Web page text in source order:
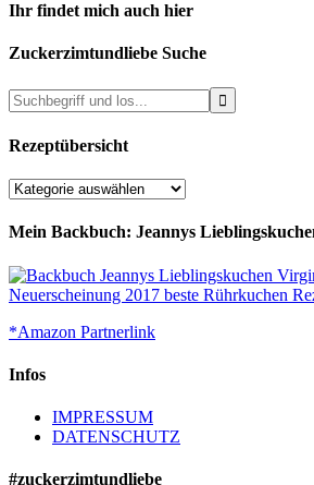
Ihr findet mich auch hier
Zuckerzimtundliebe Suche
Rezeptübersicht
Rezeptübersicht
Mein Backbuch: Jeannys
*Amazon Partnerlink
Infos
IMPRESSUM
DATENSCHUTZ
#zuckerzimtundliebe